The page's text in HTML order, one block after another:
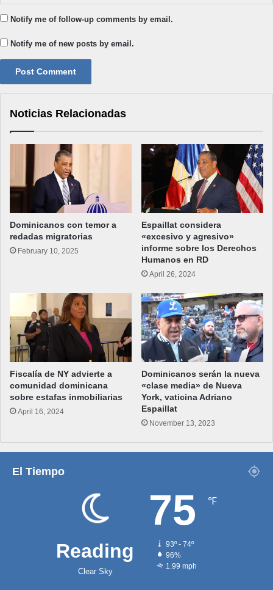
Notify me of follow-up comments by email.
Notify me of new posts by email.
Noticias Relacionadas
Dominicanos con temor a
redadas migratorias
February 10, 2025
Espaillat considera
«excesivo y agresivo»
informe sobre los Derechos
Humanos en RD
April 26, 2024
Fiscalía de NY advierte a
comunidad dominicana
sobre estafas inmobiliarias
April 16, 2024
Dominicanos serán la nueva
«clase media» de Nueva
York, vaticina Adriano
Espaillat
November 13, 2023
El Tiempo
Reading
Clear Sky
75 ℉
93º - 74º
96%
1.99 mph